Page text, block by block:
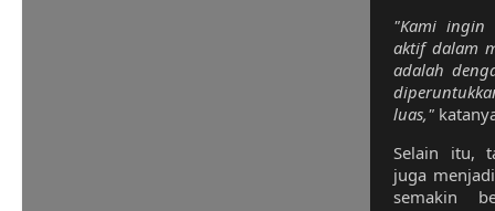
"Kami ingin
aktif dalam
adalah
luas,"
Selain itu,
juga
semakin